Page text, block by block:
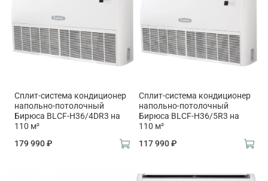
Сплит-система кондиционер
напольно-потолочный
Бирюса BLCF-H36/4DR3 на
110 м²
179 990 ₽
Сплит-система кондиционер
напольно-потолочный
Бирюса BLCF-H36/5R3 на
110 м²
117 990 ₽